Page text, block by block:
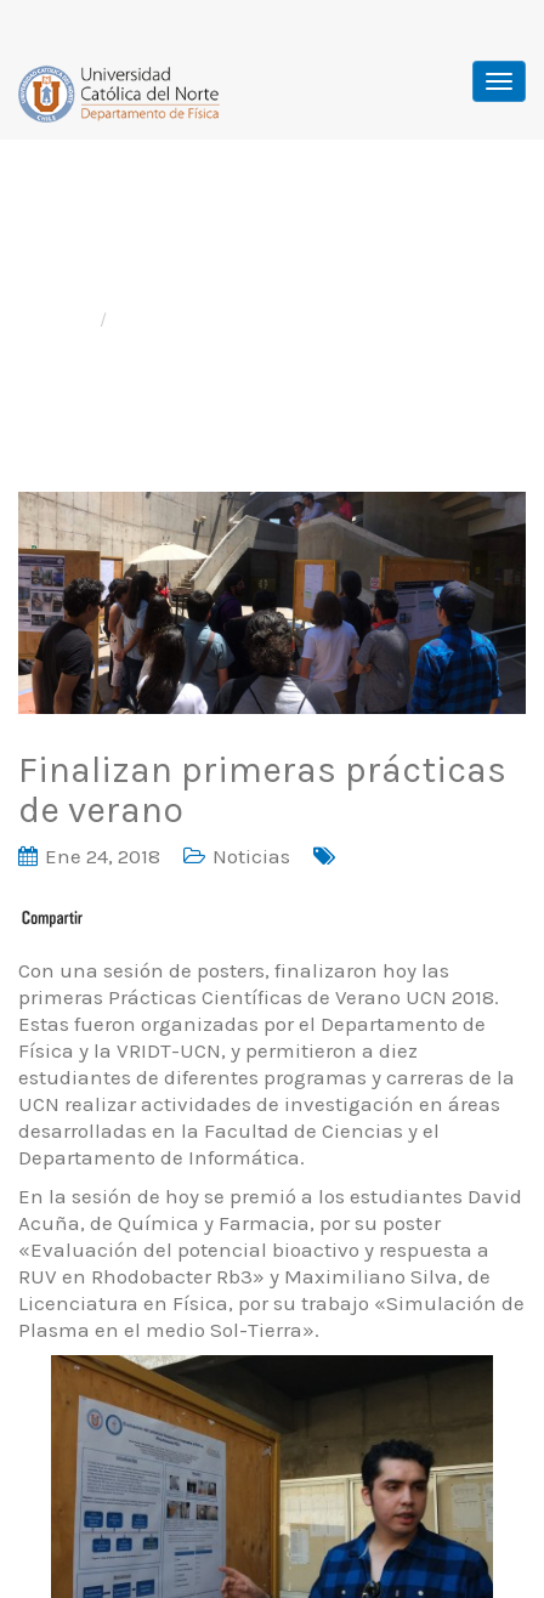
Finalizan primeras prácticas
de verano
Ene 24, 2018 Noticias
Con una sesión de posters, finalizaron hoy las
primeras Prácticas Científicas de Verano UCN 2018.
Estas fueron organizadas por el Departamento de
Física y la VRIDT-UCN, y permitieron a diez
estudiantes de diferentes programas y carreras de la
UCN realizar actividades de investigación en áreas
desarrolladas en la Facultad de Ciencias y el
Departamento de Informática.
En la sesión de hoy se premió a los estudiantes David
Acuña, de Química y Farmacia, por su poster
«Evaluación del potencial bioactivo y respuesta a
RUV en Rhodobacter Rb3» y Maximiliano Silva, de
Licenciatura en Física, por su trabajo «Simulación de
Plasma en el medio Sol-Tierra».